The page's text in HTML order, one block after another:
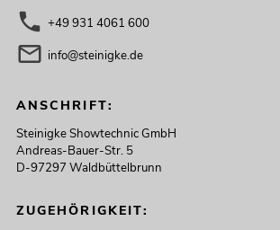
+49 931 4061 600
info@steinigke.de
ANSCHRIFT:
Steinigke Showtechnic GmbH
Andreas-Bauer-Str. 5
D-97297 Waldbüttelbrunn
ZUGEHÖRIGKEIT: